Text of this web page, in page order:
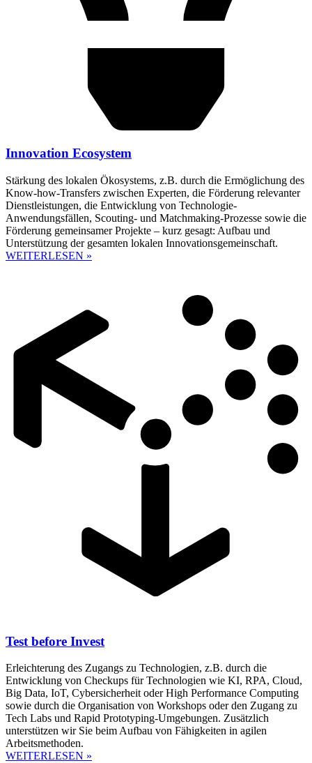
Innovation Ecosystem
Stärkung des lokalen Ökosystems, z.B. durch die Ermöglichung des
Know-how-Transfers zwischen Experten, die Förderung relevanter
Dienstleistungen, die Entwicklung von Technologie-
Anwendungsfällen, Scouting- und Matchmaking-Prozesse sowie die
Förderung gemeinsamer Projekte – kurz gesagt: Aufbau und
Unterstützung der gesamten lokalen Innovationsgemeinschaft.
WEITERLESEN »
Test before Invest
Erleichterung des Zugangs zu Technologien, z.B. durch die
Entwicklung von Checkups für Technologien wie KI, RPA, Cloud,
Big Data, IoT, Cybersicherheit oder High Performance Computing
sowie durch die Organisation von Workshops oder den Zugang zu
Tech Labs und Rapid Prototyping-Umgebungen. Zusätzlich
unterstützen wir Sie beim Aufbau von Fähigkeiten in agilen
Arbeitsmethoden.
WEITERLESEN »